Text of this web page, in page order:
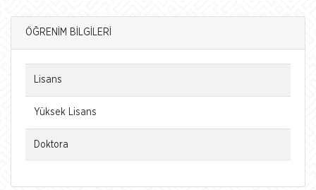
ÖĞRENİM BİLGİLERİ
Lisans
Yüksek Lisans
Doktora